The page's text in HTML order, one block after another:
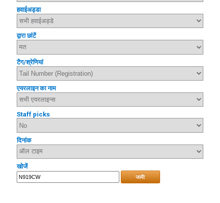
हवाईअड्डा
द्वारा छांटें
टैग/श्रेणियां
एयरलाइन का नाम
Staff picks
दिनांक
खोजें
जायें!